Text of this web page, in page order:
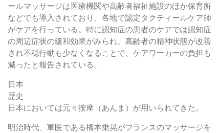
ールマッサージは医療機関や高齢者福祉施設のほか保育所
などでも導入されており、各地で認定タクティールケア師
がケアを行っている。特に認知症の患者のケアでは認知症
の周辺症状の緩和効果がみられ、高齢者の精神状態が改善
され不穏行動も少なくなることで、ケアワーカーの負担も
減ったと報告されている。
日本
歴史
日本においては元々按摩（あんま）が用いられてきた。
明治時代、軍医である橋本乗晃がフランスのマッサージを